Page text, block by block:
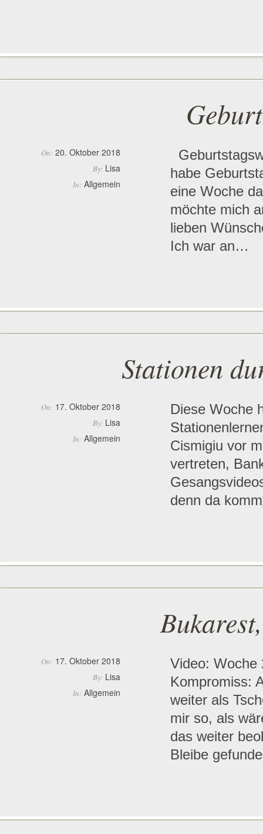
On: 20. Oktober 2018
By: Lisa
In: Allgemein
habe
eine Woche
möchte mich
lieben
Ich war an…
Stationen
On: 17. Oktober 2018
By: Lisa
In: Allgemein
Diese Woche
Cismigiu vor
vertreten,
denn da
On: 17. Oktober 2018
By: Lisa
In: Allgemein
Video: Woche
Kompromiss:
weiter als
mir so, als
das weiter
Bleibe